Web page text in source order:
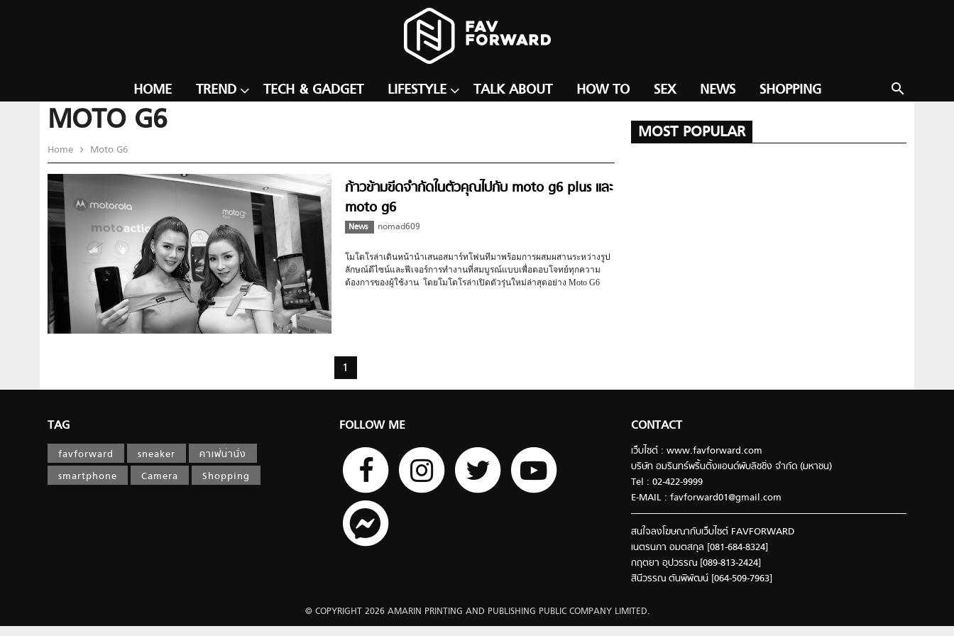
search
HOME TREND TECH & GADGET LIFESTYLE TALK ABOUT HOW TO SEX NEWS SHOPPING
MOTO G6
Home Moto G6
ก้าวข้ามขีดจำกัดในตัวคุณไปกับ moto g6 plus และ
moto g6
News nomad609
โมโตโรล่าเดินหน้านำเสนอสมาร์ทโฟนทีมาพร้อมการผสมผสานระหว่างรูป
ลักษณ์ดีไซน์และฟีเจอร์การทำงานที่สมบูรณ์แบบเพื่อตอบโจทย์ทุกความ
ต้องการของผู้ใช้งาน โดยโมโตโรล่าเปิดตัวรุ่นใหม่ล่าสุดอย่าง Moto G6
1
MOST POPULAR
TAG
favforward sneaker
คาเฟ่น่านั่ง
smartphone
Camera Shopping
FOLLOW ME CONTACT
เว็บไซต์ : www.favforward.com
บริษัท อมรินทร์พริ้นติ้งแอนด์พับลิชชิ่ง จำกัด (มหาชน)
Tel : 02-422-9999
E-MAIL : favforward01@gmail.com
สนใจลงโฆษณากับเว็บไซต์ FAVFORWARD
เนตรนภา อมตสกุล [081-684-8324]
กฤตยา อุปวรรณ [089-813-2424]
สินีวรรณ ตันพิพัฒน์ [064-509-7963]
© COPYRIGHT 2026 AMARIN PRINTING AND PUBLISHING PUBLIC COMPANY LIMITED.